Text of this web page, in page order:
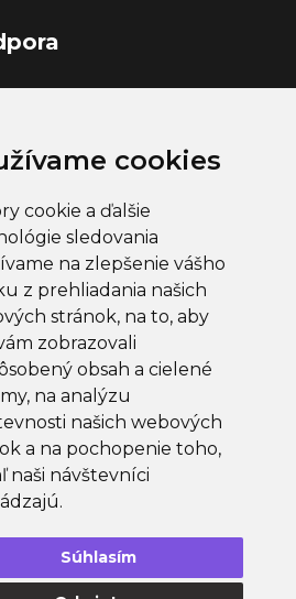
cookies
cookie a ďalšie
sledovania
na zlepšenie vášho
z prehliadania našich
stránok, na to, aby
zobrazovali
obsah a cielené
na analýzu
našich webových
a na pochopenie toho,
naši návštevníci
Súhlasím
a predávať obľúbený
ich fanúšikov. Pomáhame
partnertov a zamestnancov.